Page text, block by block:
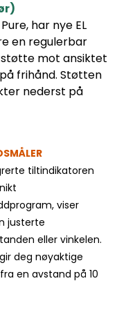
har nye EL
en regulerbar
mot ansiktet
frihånd. Støtten
nederst på
tiltindikatoren
viser
justerte
eller vinkelen.
gir deg nøyaktige
en avstand på 10